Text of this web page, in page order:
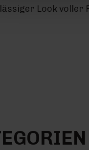
Look voller